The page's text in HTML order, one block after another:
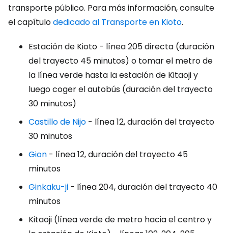
transporte público. Para más información, consulte
el capítulodedicado al Transporte en Kioto.
Estación de Kioto - línea 205 directa (duración
del trayecto 45 minutos) o tomar el metro de
la línea verde hasta la estación de Kitaoji y
luego coger el autobús (duración del trayecto
30 minutos)
Castillo de Nijo - línea 12, duración del trayecto
30 minutos
Gion - línea 12, duración del trayecto 45
minutos
Ginkaku-ji - línea 204, duración del trayecto 40
minutos
Kitaoji (línea verde de metro hacia el centro y